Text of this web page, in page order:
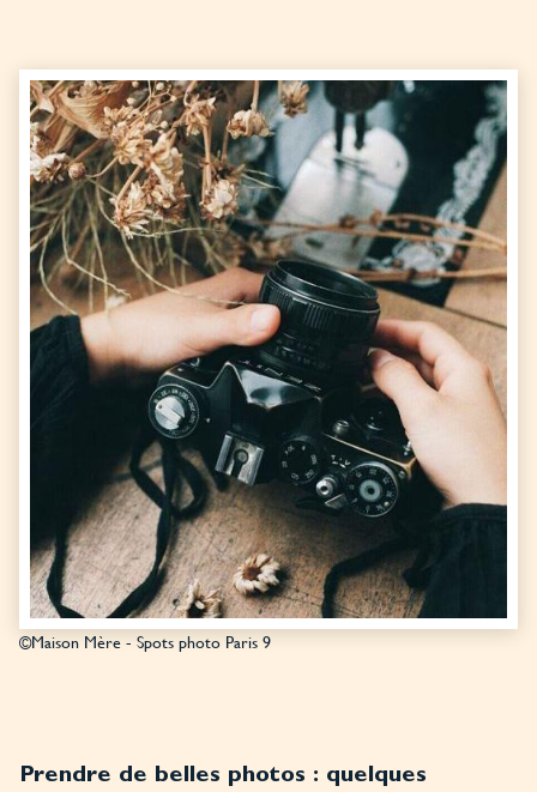
©Maison Mère - Spots photo Paris 9
Prendre de belles photos : quelques